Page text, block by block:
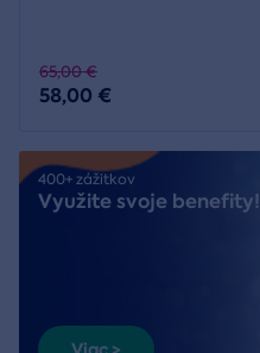
65,00 €
58,00 €
400+ zážitkov
Využite svoje benefity!